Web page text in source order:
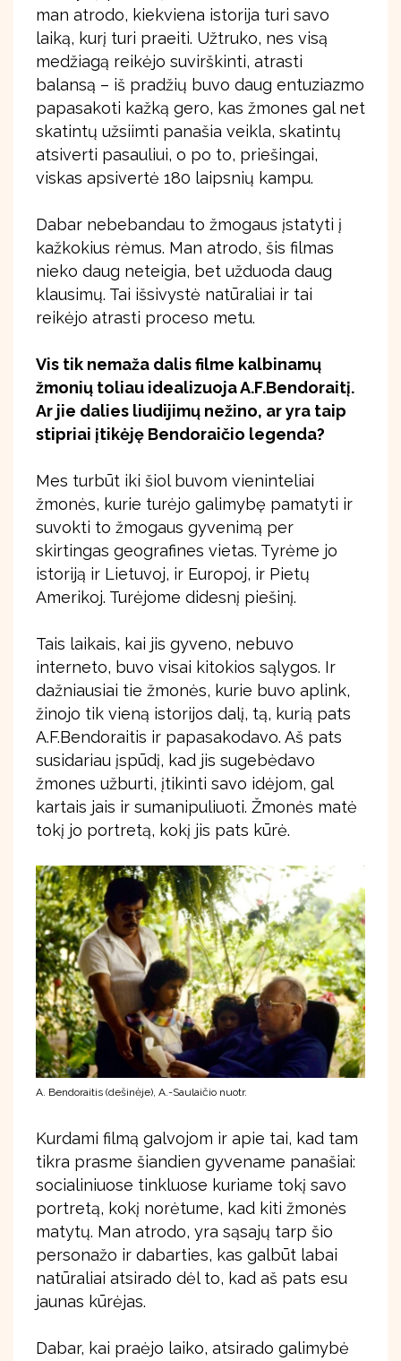
man atrodo, kiekviena istorija turi savo
laiką, kurį turi praeiti. Užtruko, nes visą
medžiagą reikėjo suvirškinti, atrasti
balansą – iš pradžių buvo daug entuziazmo
papasakoti kažką gero, kas žmones gal net
skatintų užsiimti panašia veikla, skatintų
atsiverti pasauliui, o po to, priešingai,
viskas apsivertė 180 laipsnių kampu.
Dabar nebebandau to žmogaus įstatyti į
kažkokius rėmus. Man atrodo, šis filmas
nieko daug neteigia, bet užduoda daug
klausimų. Tai išsivystė natūraliai ir tai
reikėjo atrasti proceso metu.
Vis tik nemaža dalis filme kalbinamų
žmonių toliau idealizuoja A.F.Bendoraitį.
Ar jie dalies liudijimų nežino, ar yra taip
stipriai įtikėję Bendoraičio legenda?
Mes turbūt iki šiol buvom vieninteliai
žmonės, kurie turėjo galimybę pamatyti ir
suvokti to žmogaus gyvenimą per
skirtingas geografines vietas. Tyrėme jo
istoriją ir Lietuvoj, ir Europoj, ir Pietų
Amerikoj. Turėjome didesnį piešinį.
Tais laikais, kai jis gyveno, nebuvo
interneto, buvo visai kitokios sąlygos. Ir
dažniausiai tie žmonės, kurie buvo aplink,
žinojo tik vieną istorijos dalį, tą, kurią pats
A.F.Bendoraitis ir papasakodavo. Aš pats
susidariau įspūdį, kad jis sugebėdavo
žmones užburti, įtikinti savo idėjom, gal
kartais jais ir sumanipuliuoti. Žmonės matė
tokį jo portretą, kokį jis pats kūrė.
A. Bendoraitis (dešinėje), A.-Saulaičio nuotr.
Kurdami filmą galvojom ir apie tai, kad tam
tikra prasme šiandien gyvename panašiai:
socialiniuose tinkluose kuriame tokį savo
portretą, kokį norėtume, kad kiti žmonės
matytų. Man atrodo, yra sąsajų tarp šio
personažo ir dabarties, kas galbūt labai
natūraliai atsirado dėl to, kad aš pats esu
jaunas kūrėjas.
Dabar, kai praėjo laiko, atsirado galimybė